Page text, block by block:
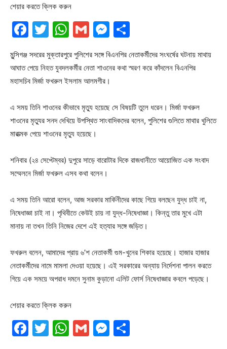
শেয়ার করতে ক্লিক করুন
Facebook
Twitter
WhatsApp
GmailMessenger
মুন্সিগঞ্জ সদরের মুক্তারপুরে পুলিশের সঙ্গে বিএনপির নেতাকর্মীদের সংঘর্ষের ঘটনায় মাথায়
আঘাত পেয়ে নিহত যুবদলকর্মীর নেতা শাওনের কথা স্মরণ করে কাঁদলেন বিএনপির
মহাসচিব মির্জা ফখরুল ইসলাম আলমগীর।
এ সময় তিনি শাওনের কীভাবে মৃত্যু হয়েছে সে বিষয়টি তুলে ধরেন। মির্জা ফখরুল
শাওনের মৃত্যুর সনদ দেখিয়ে উপস্থিত সাংবাদিকদের বলেন, পুলিশের গুলিতে মাথার খুলিতে
মারাত্মক পেয়ে শাওনের মৃত্যু হয়েছে।
শনিবার (২৪ সেপ্টেম্বর) দুপুরে সাড়ে বারোটার দিকে রাজধানীতে আয়োজিত এক সংবাদ
সম্মেলনে মির্জা ফখরুল এসব কথা বলেন।
এ সময় তিনি আরো বলেন, আজ সরকার মার্কিনীদের কাছে গিয়ে বলছেন যুদ্ধ চাই না,
নিষেধাজ্ঞা চাই না। পৃথিবীতে কেউই চায় না যুদ্ধ-নিষেধাজ্ঞা। কিন্তু তার মুখে এটা
মানায় না তখন তিনি নিজের দেশে এই হত্যার সঙ্গে জড়িত।
ফখরুল বলেন, আমাদের প্রায় ৬’শ নেতাকর্মী গুম-খুনের শিকার হয়েছে। হাজার হাজার
নেতাকর্মীদের নামে মামলা দেওয়া হয়েছে। এই সরকারের অন্যায় নির্দেশনা পালন করতে
গিয়ে এক সময়ে অপরাধ দমনে সুনাম কুড়ানো এলিট ফোর্স নিষেধাজ্ঞার কবলে পড়েছে।
শেয়ার করতে ক্লিক করুন
Facebook
Twitter
WhatsApp
GmailMessenger